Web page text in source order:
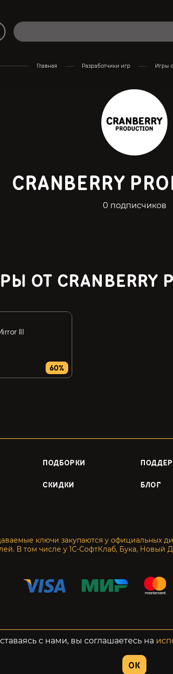
Главная Разработчики игр Игры
CRANBERRY
0 подписчиков
ОТ CRANBERRY
III
60%
ПОДБОРКИ
СКИДКИ БЛОГ
ключи закупаются у официальных
В том числе у 1С-СофтКлаб, Бука, Новый
с нами, вы соглашаетесь на
OK